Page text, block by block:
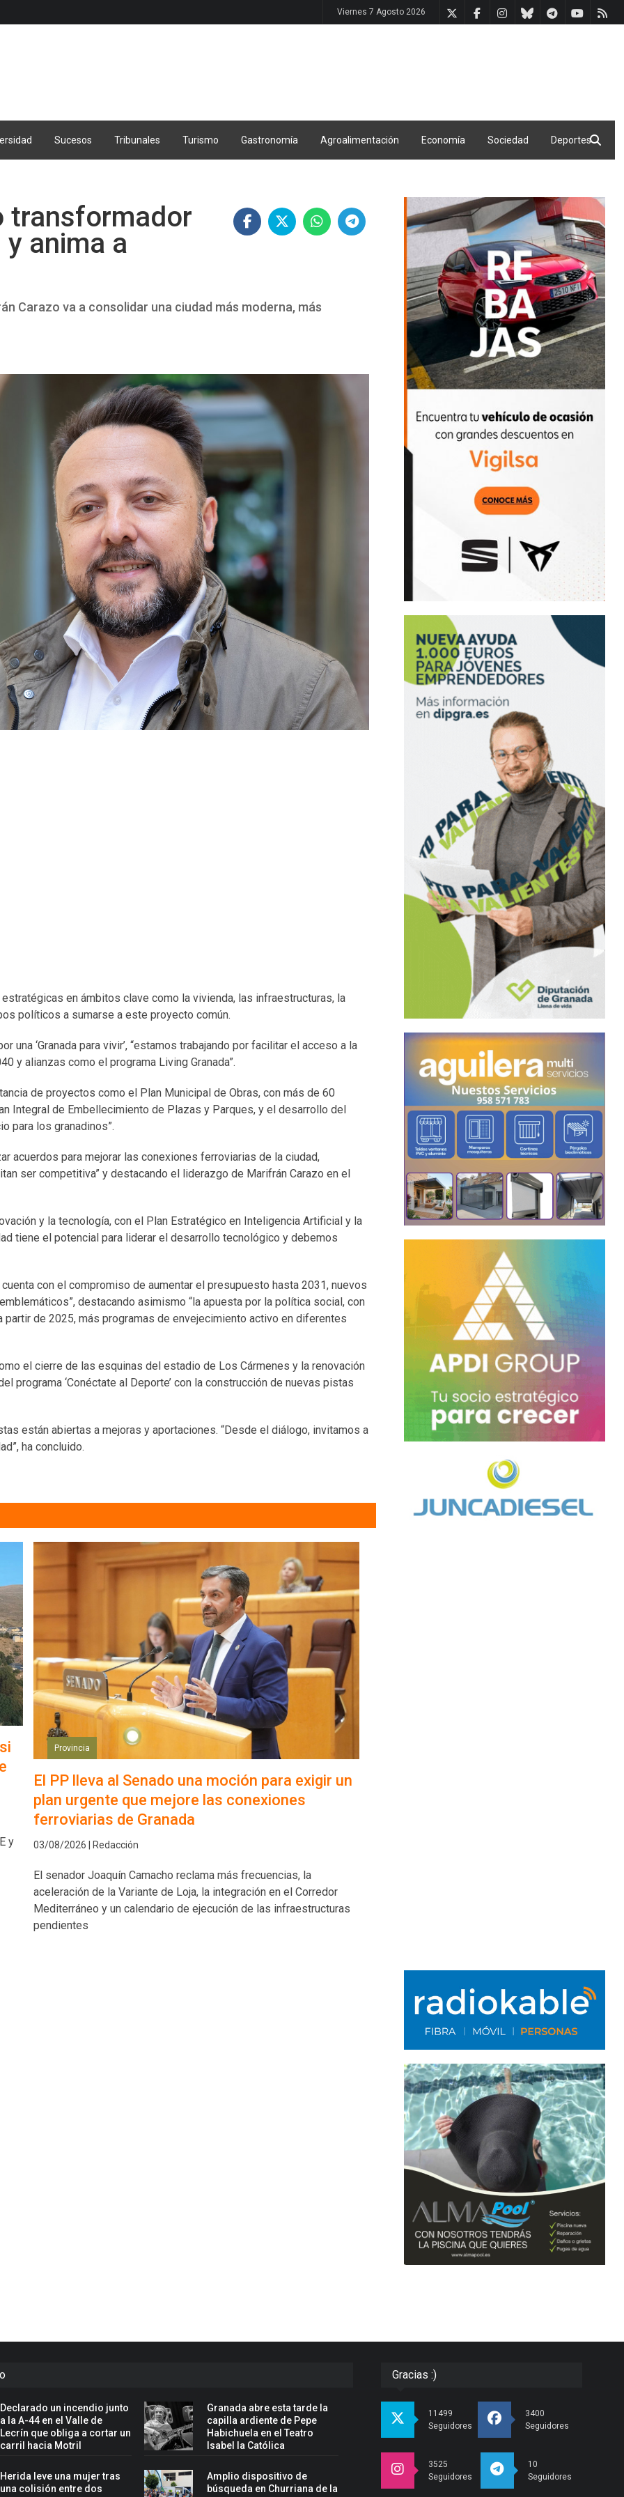
Viernes 7 Agosto 2026
Sucesos Tribunales Turismo Gastronomía Agroalimentación Economía Sociedad Deportes
transformador
y anima a
Carazo va a consolidar una ciudad más moderna, más
en ámbitos clave como la vivienda, las infraestructuras, la
políticos a sumarse a este proyecto común.
una ‘Granada para vivir’, “estamos trabajando por facilitar el acceso a la
y alianzas como el programa Living Granada”.
de proyectos como el Plan Municipal de Obras, con más de 60
Integral de Embellecimiento de Plazas y Parques, y el desarrollo del
para los granadinos”.
acuerdos para mejorar las conexiones ferroviarias de la ciudad,
ser competitiva” y destacando el liderazgo de Marifrán Carazo en el
y la tecnología, con el Plan Estratégico en Inteligencia Artificial y la
tiene el potencial para liderar el desarrollo tecnológico y debemos
con el compromiso de aumentar el presupuesto hasta 2031, nuevos
destacando asimismo “la apuesta por la política social, con
de 2025, más programas de envejecimiento activo en diferentes
el cierre de las esquinas del estadio de Los Cármenes y la renovación
programa ‘Conéctate al Deporte’ con la construcción de nuevas pistas
están abiertas a mejoras y aportaciones. “Desde el diálogo, invitamos a
ha concluido.
y
Provincia
El PP lleva al Senado una moción para exigir un
plan urgente que mejore las conexiones
ferroviarias de Granada
03/08/2026 | Redacción
El senador Joaquín Camacho reclama más frecuencias, la
aceleración de la Variante de Loja, la integración en el Corredor
Mediterráneo y un calendario de ejecución de las infraestructuras
pendientes
Declarado un incendio junto
a la A-44 en el Valle de
Lecrín que obliga a cortar un
carril hacia Motril
Herida leve una mujer tras
una colisión entre dos
Granada abre esta tarde la
capilla ardiente de Pepe
Habichuela en el Teatro
Isabel la Católica
Amplio dispositivo de
búsqueda en Churriana de la
Gracias :)
11499
Seguidores
3400
Seguidores
3525
Seguidores
10
Seguidores